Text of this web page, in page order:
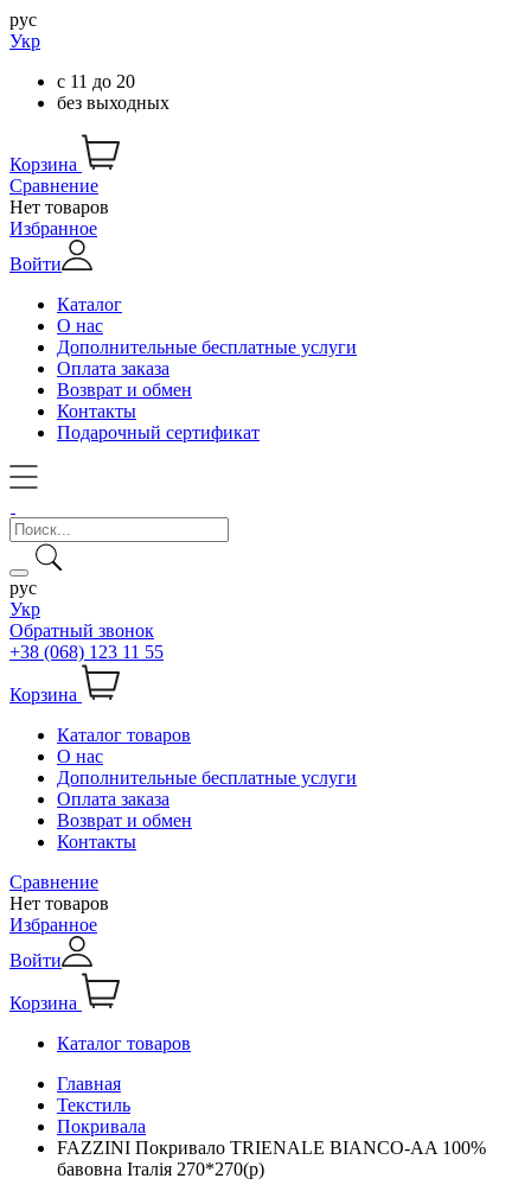
рус
Укр
с 11 до 20
без выходных
Корзина
Сравнение
Нет товаров
Избранное
Войти
Каталог
О нас
Дополнительные бесплатные услуги
Оплата заказа
Возврат и обмен
Контакты
Подарочный сертификат
рус
Укр
Обратный звонок
+38 (068) 123 11 55
Корзина
Каталог товаров
О нас
Дополнительные бесплатные услуги
Оплата заказа
Возврат и обмен
Контакты
Сравнение
Нет товаров
Избранное
Войти
Корзина
Каталог товаров
Главная
Текстиль
Покривала
FAZZINI Покривало TRIENALE BIANCO-AA 100%
бавовна Італія 270*270(р)